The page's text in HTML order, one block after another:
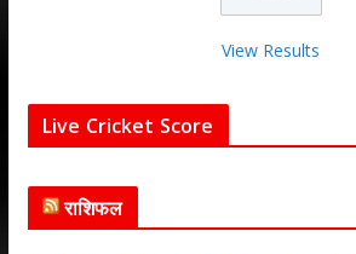
View Results
Live Cricket Score
राशिफल